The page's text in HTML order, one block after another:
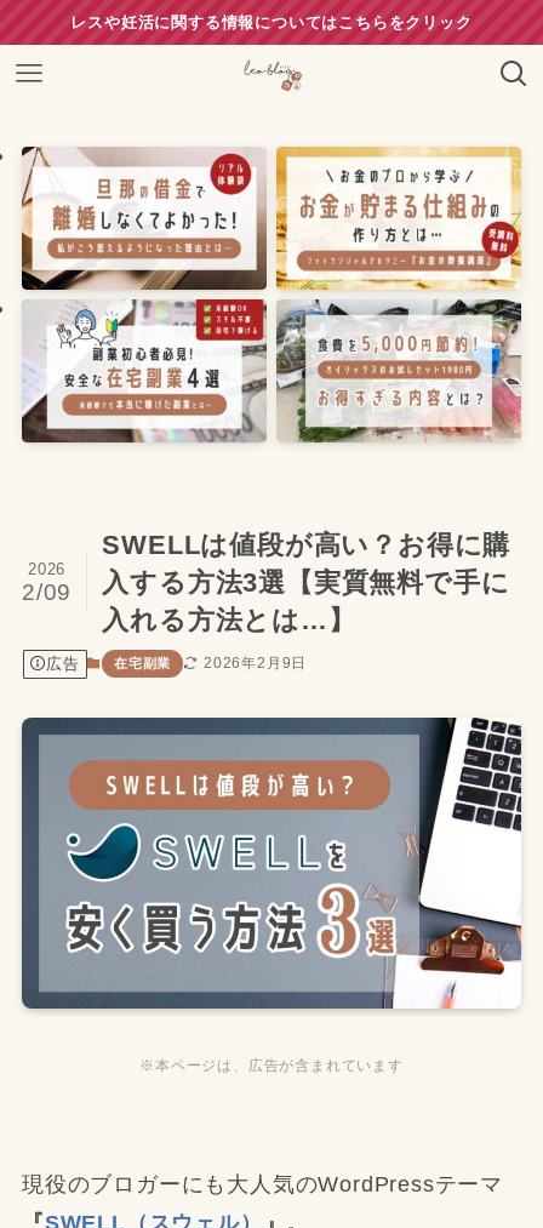
レスや妊活に関する情報についてはこちらをクリック
SWELLは値段が高い？お得に購
入する方法3選【実質無料で手に
入れる方法とは…】
2026
2/09
広告 在宅副業 2026年2月9日
※本ページは、広告が含まれています
現役のブロガーにも大人気のWordPressテーマ